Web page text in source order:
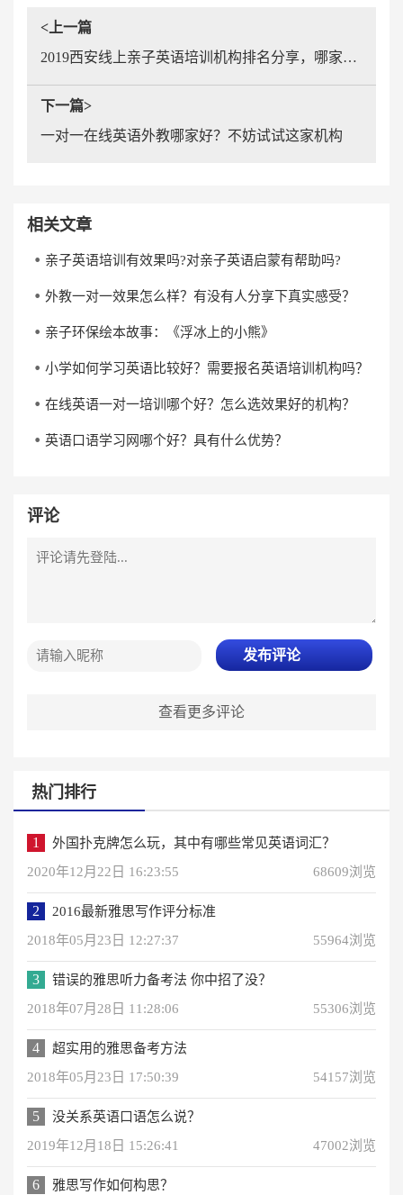
<上一篇
2019西安线上亲子英语培训机构排名分享，哪家机构值得选择？
下一篇>
一对一在线英语外教哪家好？不妨试试这家机构
相关文章
亲子英语培训有效果吗?对亲子英语启蒙有帮助吗?
外教一对一效果怎么样？有没有人分享下真实感受？
亲子环保绘本故事：《浮冰上的小熊》
小学如何学习英语比较好？需要报名英语培训机构吗？
在线英语一对一培训哪个好？怎么选效果好的机构？
英语口语学习网哪个好？具有什么优势？
评论
发布评论
查看更多评论
热门排行
1
外国扑克牌怎么玩，其中有哪些常见英语词汇？
2020年12月22日 16:23:55
68609浏览
2
2016最新雅思写作评分标准
2018年05月23日 12:27:37
55964浏览
3
错误的雅思听力备考法 你中招了没？
2018年07月28日 11:28:06
55306浏览
4
超实用的雅思备考方法
2018年05月23日 17:50:39
54157浏览
5
没关系英语口语怎么说？
2019年12月18日 15:26:41
47002浏览
6
雅思写作如何构思？